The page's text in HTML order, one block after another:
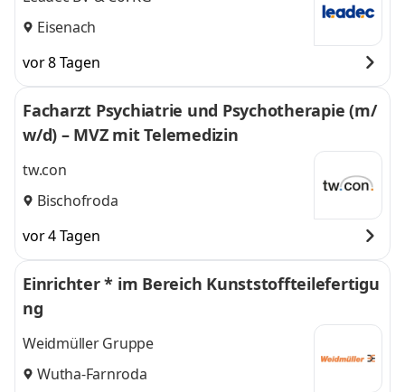
Eisenach
vor 8 Tagen
Facharzt Psychiatrie und Psychotherapie (m/
w/d) – MVZ mit Telemedizin
tw.con
Bischofroda
vor 4 Tagen
Einrichter * im Bereich Kunststoffteilefertigu
ng
Weidmüller Gruppe
Wutha-Farnroda